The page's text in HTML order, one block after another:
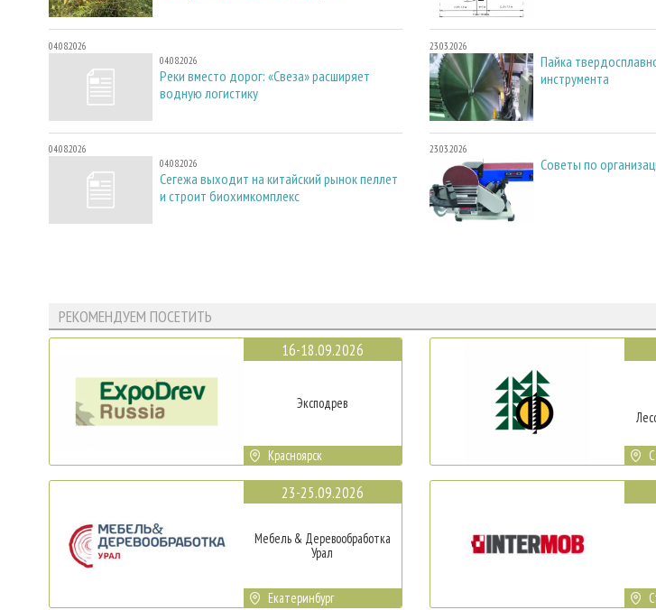
04.08.2026
04.08.2026
Реки вместо дорог: «Свеза» расширяет
водную логистику
04.08.2026
04.08.2026
Сегежа выходит на китайский рынок пеллет
и строит биохимкомплекс
23.03.2026
Пайка
инструмента
23.03.2026
Советы по
РЕКОМЕНДУЕМ ПОСЕТИТЬ
16-18.09.2026
Эксподрев
Красноярск
23-25.09.2026
Мебель & Деревообработка
Урал
Екатеринбург